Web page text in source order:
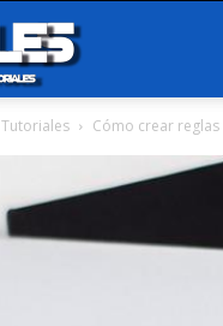
Tutoriales Cómo crear